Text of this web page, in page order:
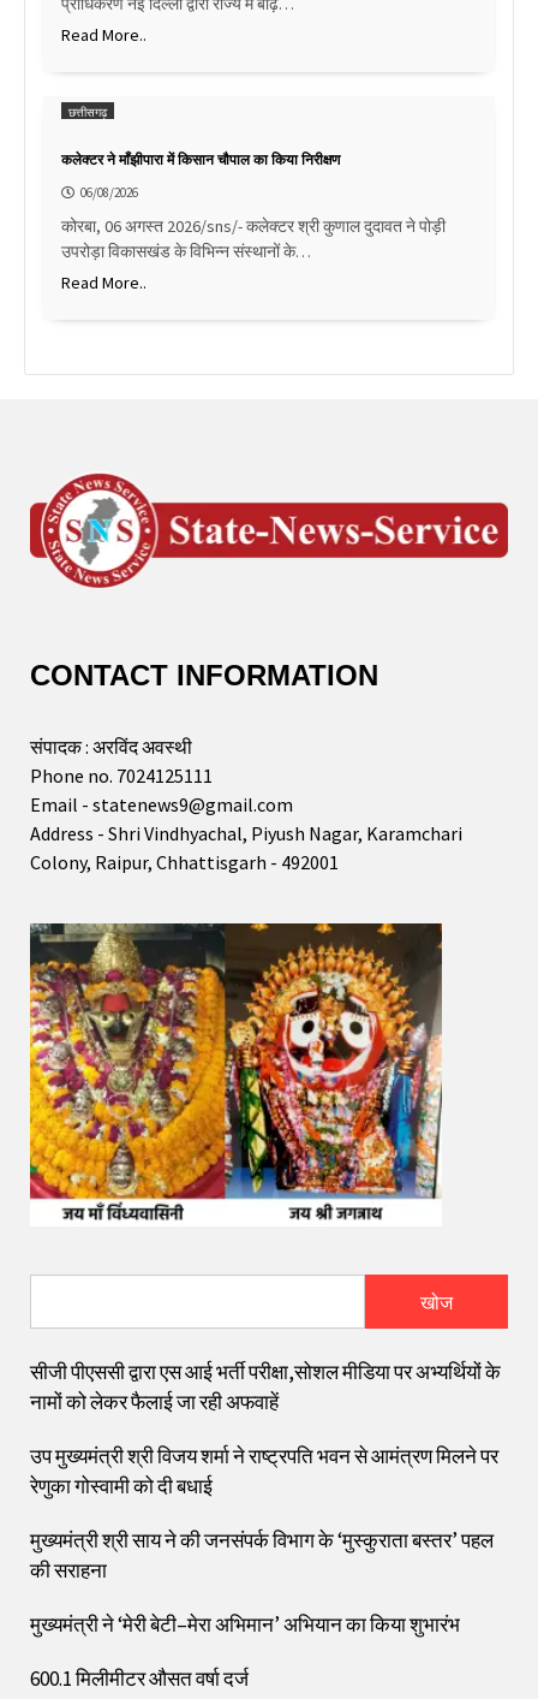
Read More..
छत्तीसगढ़
कलेक्टर ने माँझीपारा में किसान चौपाल का किया निरीक्षण
06/08/2026
कोरबा, 06 अगस्त 2026/sns/- कलेक्टर श्री कुणाल दुदावत ने पोड़ी
उपरोड़ा विकासखंड के विभिन्न संस्थानों के…
Read More..
CONTACT INFORMATION
संपादक : अरविंद अवस्थी
Phone no. 7024125111
Email - statenews9@gmail.com
Address - Shri Vindhyachal, Piyush Nagar, Karamchari
Colony, Raipur, Chhattisgarh - 492001
खोज
सीजी पीएससी द्वारा एस आई भर्ती परीक्षा,सोशल मीडिया पर अभ्यर्थियों के
नामों को लेकर फैलाई जा रही अफवाहें
उप मुख्यमंत्री श्री विजय शर्मा ने राष्ट्रपति भवन से आमंत्रण मिलने पर
रेणुका गोस्वामी को दी बधाई
मुख्यमंत्री श्री साय ने की जनसंपर्क विभाग के ‘मुस्कुराता बस्तर’ पहल
की सराहना
मुख्यमंत्री ने ‘मेरी बेटी–मेरा अभिमान’ अभियान का किया शुभारंभ
600.1 मिलीमीटर औसत वर्षा दर्ज